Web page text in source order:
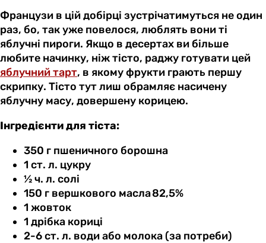
Французи в цій добірці зустрічатимуться не один
раз, бо, так уже повелося, люблять вони ті
яблучні пироги. Якщо в десертах ви більше
любите начинку, ніж тісто, раджу готувати цей
яблучний тарт, в якому фрукти грають першу
скрипку. Тісто тут лиш обрамляє насичену
яблучну масу, довершену корицею.
Інгредієнти для тіста:
350 г пшеничного борошна
1 ст. л. цукру
½ ч. л. солі
150 г вершкового масла 82,5%
1 жовток
1 дрібка кориці
2-6 ст. л. води або молока (за потреби)